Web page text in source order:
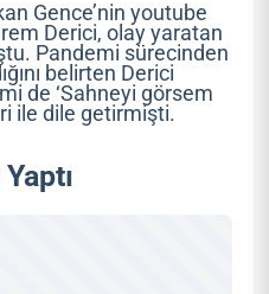
Gence’nin youtube
Derici, olay yaratan
Pandemi sürecinden
belirten Derici
de ‘Sahneyi görsem
ile dile getirmişti.